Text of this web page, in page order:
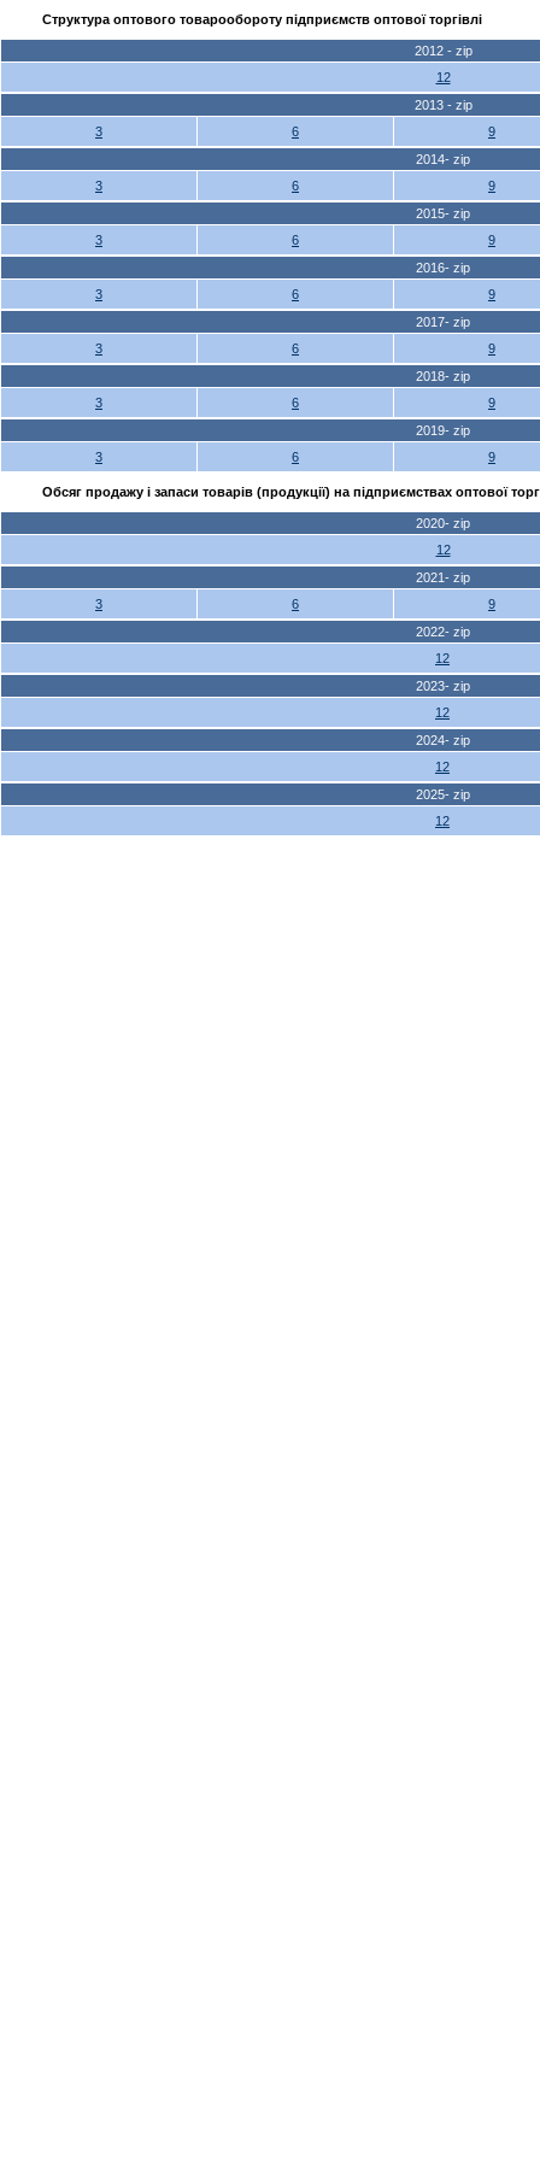
Структура оптового товарообороту підприємств оптової торгівлі
2012 - zip
12
2013 - zip
3
6
9
2014- zip
3
6
9
2015- zip
3
6
9
2016- zip
3
6
9
2017- zip
3
6
9
2018- zip
3
6
9
2019- zip
3
6 9
Обсяг продажу і запаси товарів (продукції) на підприємствах оптової
2020- zip
12
2021- zip
3
6
9
2022- zip
12
2023- zip
12
2024- zip
12
2025- zip
12